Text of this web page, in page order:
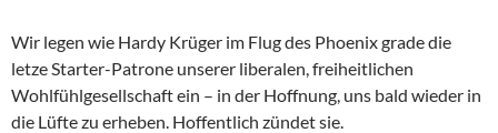
Wir legen wie Hardy Krüger im Flug des Phoenix grade die
letze Starter-Patrone unserer liberalen, freiheitlichen
Wohlfühlgesellschaft ein – in der Hoffnung, uns bald wieder in
die Lüfte zu erheben. Hoffentlich zündet sie.